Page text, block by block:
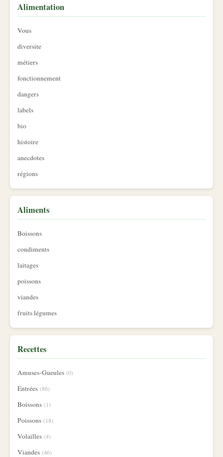
Alimentation
Vous
diversite
métiers
fonctionnement
dangers
labels
bio
histoire
anecdotes
régions
Aliments
Boissons
condiments
laitages
poissons
viandes
fruits légumes
Recettes
Amuses-Gueules (0)
Entrées (86)
Boissons (1)
Poissons (18)
Volailles (4)
Viandes (46)